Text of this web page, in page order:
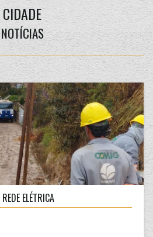
CIDADE
NOTÍCIAS
ELÉTRICA